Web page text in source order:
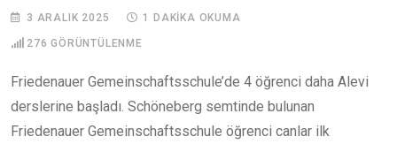
3 ARALIK 2025 1 DAKIKA OKUMA
276 GÖRÜNTÜLENME
Friedenauer Gemeinschaftsschule’de 4 öğrenci daha Alevi
derslerine başladı. Schöneberg semtinde bulunan
Friedenauer Gemeinschaftsschule öğrenci canlar ilk